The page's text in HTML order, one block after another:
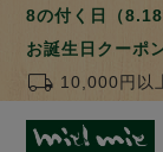
8の付く日（
お誕生日クーポ
local_shipping 10,000円以